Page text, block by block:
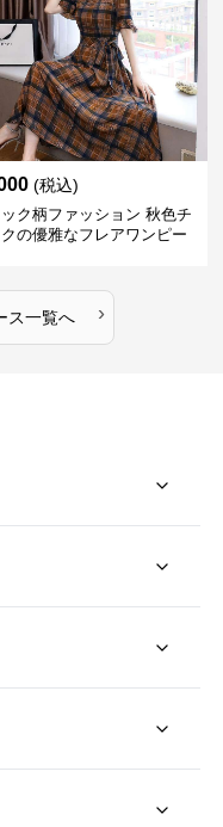
(税込)
ク柄ファッション 秋色チ
の優雅なフレアワンピー
ス一覧へ ›